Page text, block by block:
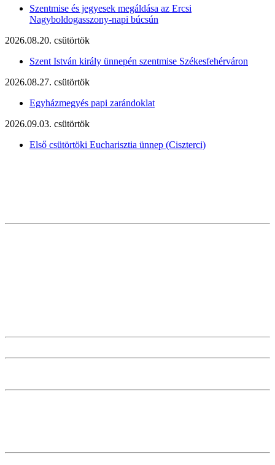
Szentmise és jegyesek megáldása az Ercsi
Nagyboldogasszony-napi búcsún
2026.08.20. csütörtök
Szent István király ünnepén szentmise Székesfehérváron
2026.08.27. csütörtök
Egyházmegyés papi zarándoklat
2026.09.03. csütörtök
Első csütörtöki Eucharisztia ünnep (Ciszterci)